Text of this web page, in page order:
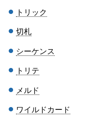
トリック
切札
シーケンス
トリテ
メルド
ワイルドカード